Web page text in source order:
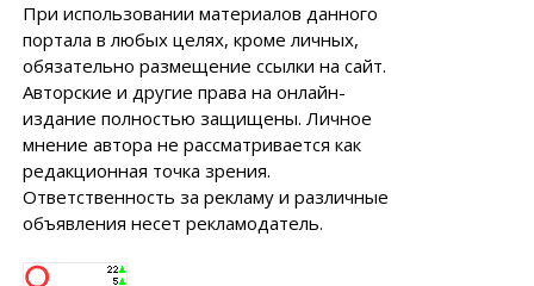
При использовании материалов данного
портала в любых целях, кроме личных,
обязательно размещение ссылки на сайт.
Авторские и другие права на онлайн-
издание полностью защищены. Личное
мнение автора не рассматривается как
редакционная точка зрения.
Ответственность за рекламу и различные
объявления несет рекламодатель.